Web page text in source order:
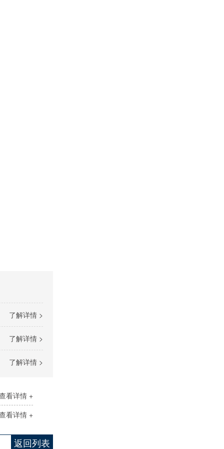
了解详情 >
了解详情 >
了解详情 >
看详情 +
看详情 +
返回列表